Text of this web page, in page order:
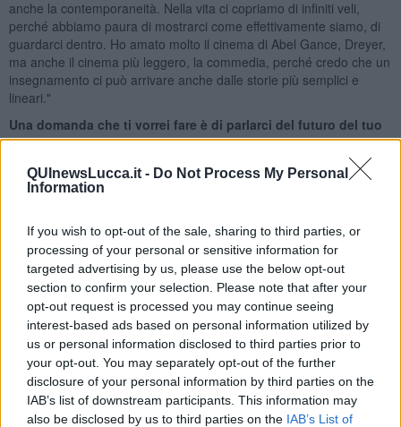
QUInewsLucca.it - Do Not Process My Personal
Information
If you wish to opt-out of the sale, sharing to third parties, or
processing of your personal or sensitive information for
targeted advertising by us, please use the below opt-out
section to confirm your selection. Please note that after your
opt-out request is processed you may continue seeing
interest-based ads based on personal information utilized by
us or personal information disclosed to third parties prior to
your opt-out. You may separately opt-out of the further
disclosure of your personal information by third parties on the
IAB’s list of downstream participants. This information may
also be disclosed by us to third parties on the IAB’s List of
anche la contemporaneità. Nella vita ci copriamo di infiniti veli,
perché abbiamo paura di mostrarci come effettivamente siamo, di
guardarci dentro. Ho amato molto il cinema di Abel Gance, Dreyer,
ma anche il cinema più leggero, la commedia, perché credo che un
insegnamento ci può arrivare anche dalle storie più semplici e
lineari."
Una domanda che ti vorrei fare è di parlarci del futuro del tuo
lavoro. A cosa stai lavorando adesso? A progetti diversi
oppure in continuità con la strada poetica aperta dai tuoi
recenti lavori ?
più vero e profondo è quello che realizzerò nel futuro. Io sono un
po’ come i miei quadri: un magma che si muove dentro forme
geometriche che lo imprigionano. Anche il mio lavoro è dentro
regole che vorrei rompere, per liberare pienamente la violenza
della mia arte. Violenza intesa in senso positivo, come un forza
creativa primigenia che si sprigiona nella totale libertà. Se non c’è
violenza e sessualità cosa resta dell’arte? Quando questa violenza
prenderà il sopravvento cosa succedere nella mia arte ? E’ questa
la domanda che resta senza risposta, a cui non so in questo
momento rispondere."
Riccardo Ferrucci